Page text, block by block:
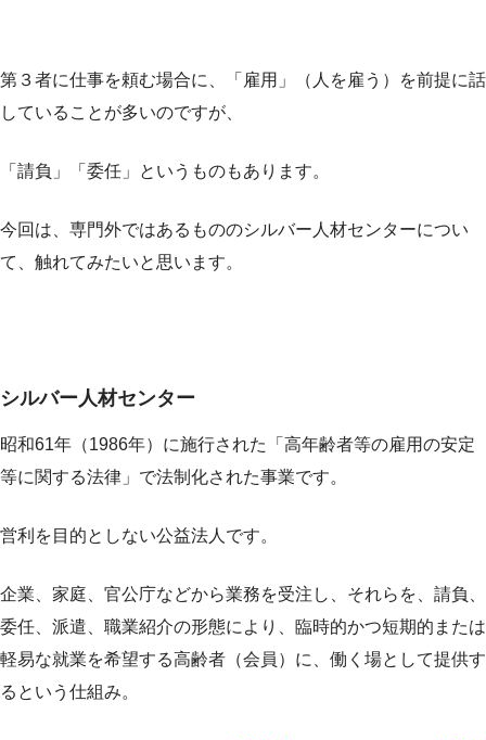
第３者に仕事を頼む場合に、「雇用」（人を雇う）を前提に話
していることが多いのですが、
「請負」「委任」というものもあります。
今回は、専門外ではあるもののシルバー人材センターについ
て、触れてみたいと思います。
シルバー人材センター
昭和61年（1986年）に施行された「高年齢者等の雇用の安定
等に関する法律」で法制化された事業です。
営利を目的としない公益法人です。
企業、家庭、官公庁などから業務を受注し、それらを、請負、
委任、派遣、職業紹介の形態により、臨時的かつ短期的または
軽易な就業を希望する高齢者（会員）に、働く場として提供す
るという仕組み。